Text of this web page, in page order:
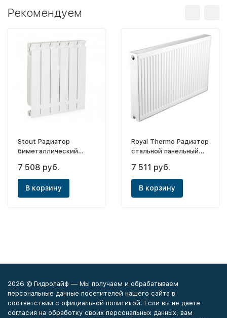
Рекомендуем
Stout Радиатор
биметаллический
7 508 руб.
В корзину
Royal Thermo Радиатор
стальной панельный
22х500х600 (нижнее)
7 511 руб.
В корзину
2026 © Гидролайф — Мы получаем и обрабатываем
персональные данные посетителей нашего сайта в
соответствии с официальной политикой. Если вы не даете
согласия на обработку своих персональных данных, вам